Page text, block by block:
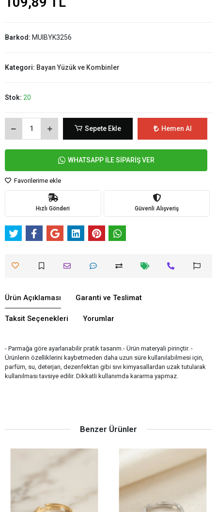
Barkod: MUIBYK3256
Kategori: Bayan Yüzük ve Kombinler
Stok: 20
Sepete Ekle Hemen Al
WHATSAPP İLE SİPARİŞ VER
Favorilerime ekle
Hızlı Gönderi Güvenli Alışveriş
Ürün Açıklaması Garanti ve Teslimat
Taksit Seçenekleri Yorumlar
- Parmağa göre ayarlanabilir pratik tasarım.- Ürün materyali pirinçtir. -
Ürünlerin özelliklerini kaybetmeden daha uzun süre kullanılabilmesi için,
parfüm, su, deterjan, dezenfektan gibi sıvı kimyasallardan uzak tutularak
kullanılması tavsiye edilir. Dikkatli kullanımda kararma yapmaz.
Benzer Ürünler